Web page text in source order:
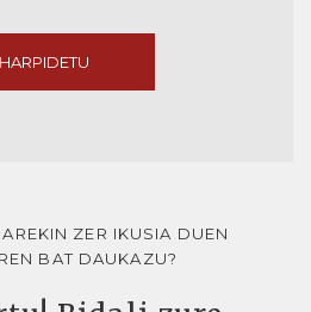
HARPIDETU
ZER IKUSIA DUEN
BAT DAUKAZU?